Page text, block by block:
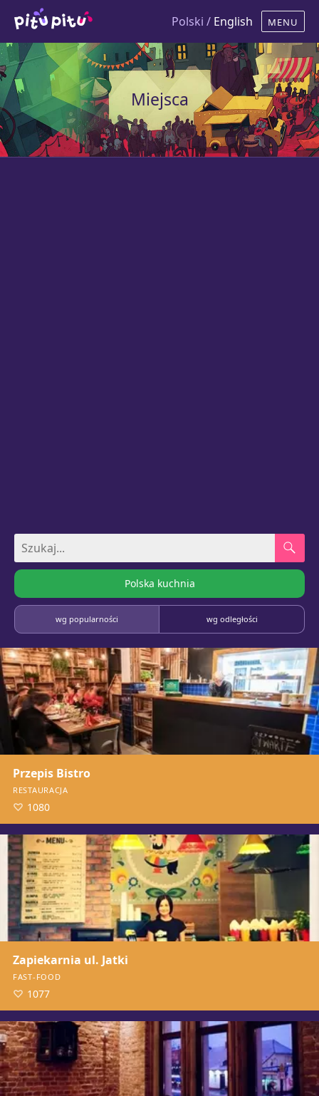
Polski / English
Miejsca
Polska kuchnia
wg popularności wg odległości
Przepis Bistro
RESTAURACJA
1080
Zapiekarnia ul. Jatki
FAST-FOOD
1077